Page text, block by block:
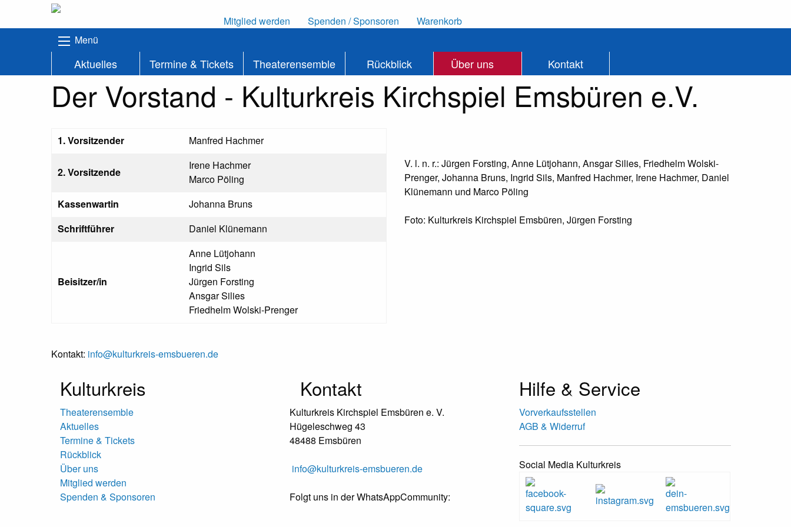
Mitglied werden Spenden / Sponsoren
Warenkorb
Menü
Aktuelles Termine & Tickets Theaterensemble Rückblick Über uns Kontakt
Der Vorstand - Kulturkreis Kirchspiel Emsbüren e.V.
1. Vorsitzender Manfred Hachmer
2. Vorsitzende
Irene Hachmer
Marco Pöling
Kassenwartin
Johanna Bruns
Schriftführer
Daniel Klünemann
Beisitzer/in
Anne Lütjohann
Ingrid Sils
Jürgen Forsting
Ansgar Silies
Friedhelm Wolski-Prenger
Kontakt: info@kulturkreis-emsbueren.de
V. l. n. r.: Jürgen Forsting, Anne Lütjohann, Ansgar Silies, Friedhelm Wolski-
Prenger, Johanna Bruns, Ingrid Sils, Manfred Hachmer, Irene Hachmer, Daniel
Klünemann und Marco Pöling
Foto: Kulturkreis Kirchspiel Emsbüren, Jürgen Forsting
Kulturkreis
Theaterensemble
Aktuelles
Termine & Tickets
Rückblick
Über uns
Mitglied werden
Spenden & Sponsoren
Kontakt
Kulturkreis Kirchspiel Emsbüren e. V.
Hügeleschweg 43
48488 Emsbüren
info@kulturkreis-emsbueren.de
Folgt uns in der WhatsAppCommunity:
Hilfe & Service
Vorverkaufsstellen
AGB & Widerruf
Social Media Kulturkreis